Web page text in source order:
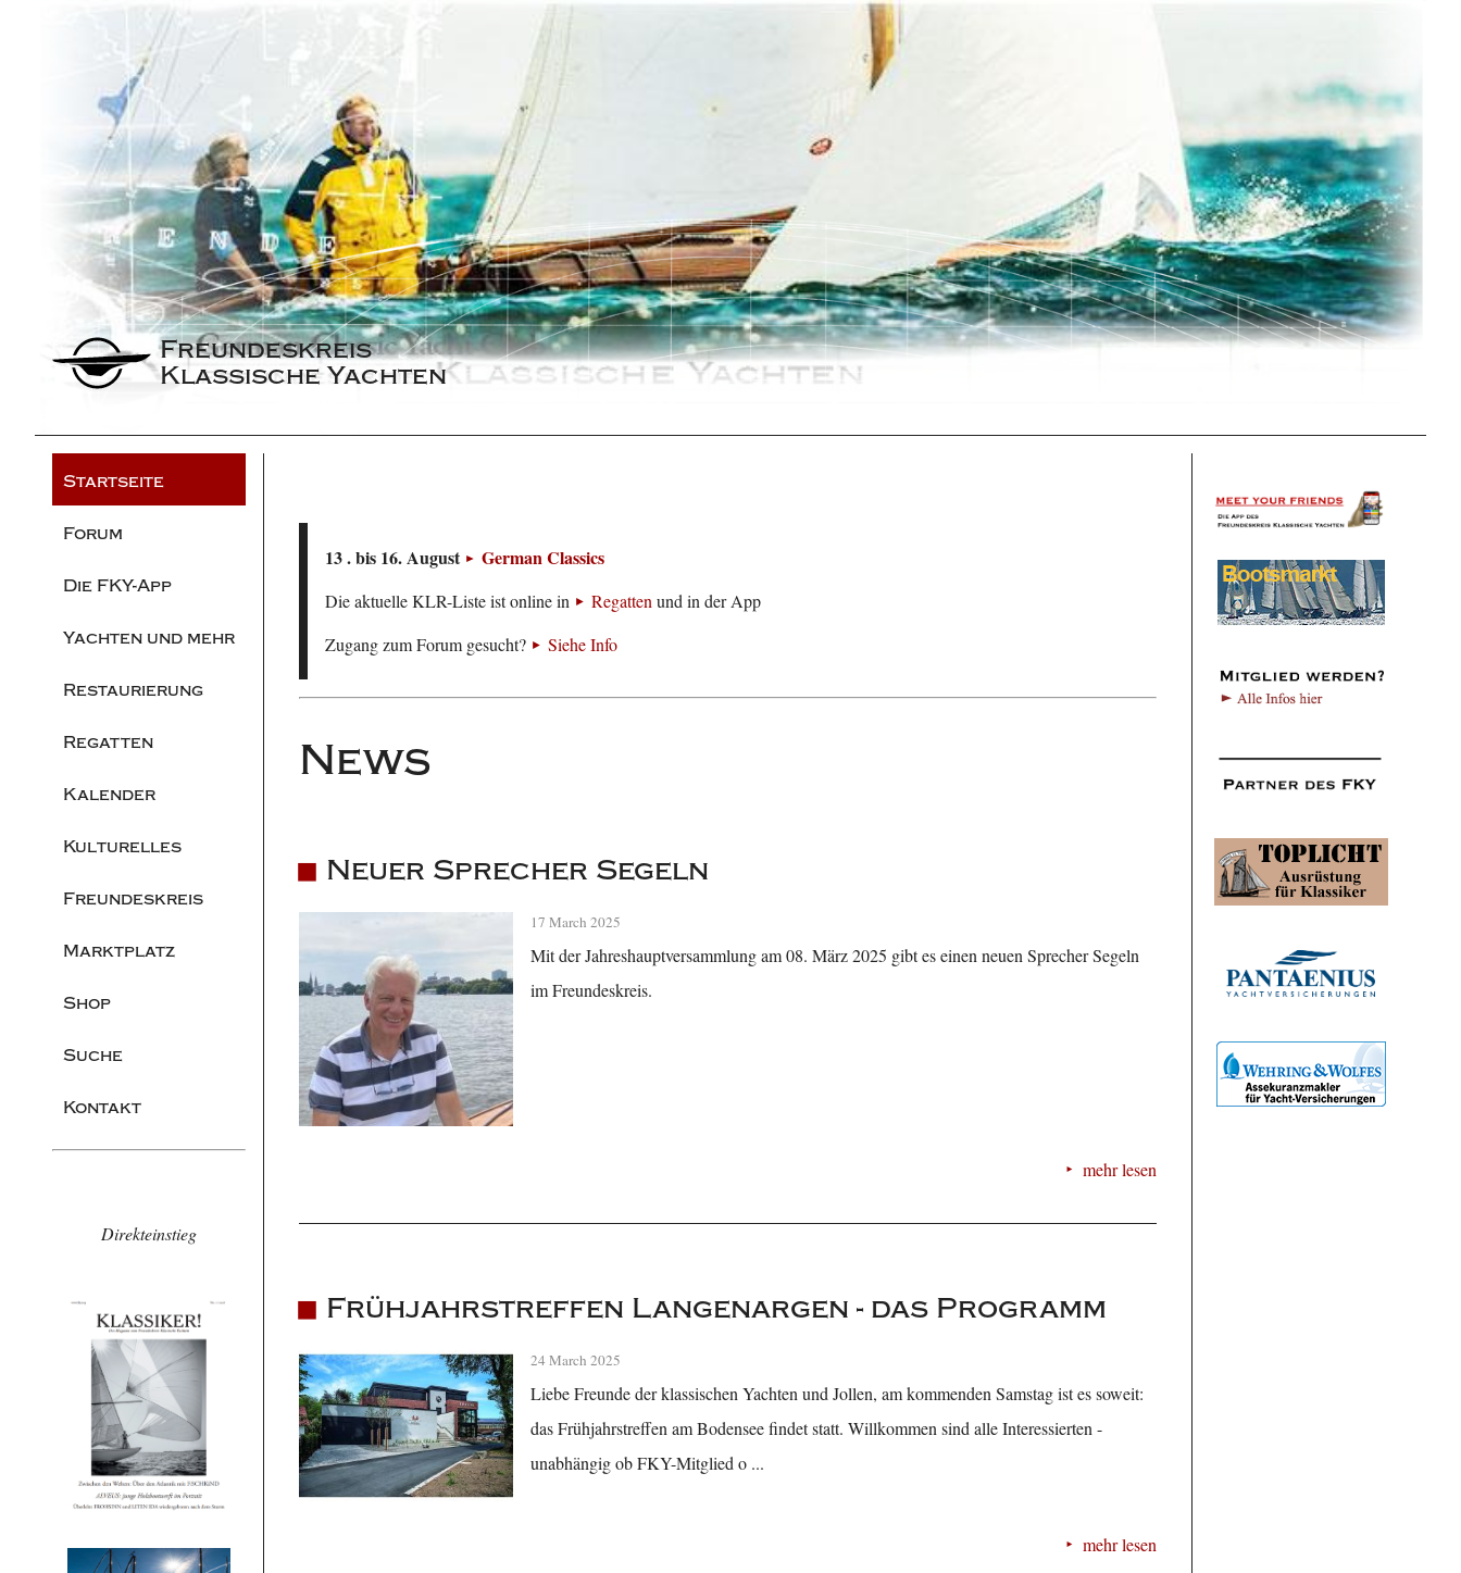
Freundeskreis
Klassische Yachten
Startseite
Forum
Die FKY-App
Yachten und mehr
Restaurierung
Regatten
Kalender
Kulturelles
Freundeskreis
Marktplatz
Shop
Suche
Kontakt
Direkteinstieg
13 . bis 16. August German Classics
Die aktuelle KLR-Liste ist online in Regattenund in der App
Zugang zum Forum gesucht?
Siehe Info
News
Neuer Sprecher Segeln
17 March 2025
Mit der Jahreshauptversammlung am 08. März 2025 gibt es einen neuen Sprecher Segeln
im Freundeskreis.
mehr lesen
Frühjahrstreffen Langenargen - das Programm
24 March 2025
Liebe Freunde der klassischen Yachten und Jollen, am kommenden Samstag ist es soweit:
das Frühjahrstreffen am Bodensee findet statt. Willkommen sind alle Interessierten -
unabhängig ob FKY-Mitglied o ...
mehr lesen